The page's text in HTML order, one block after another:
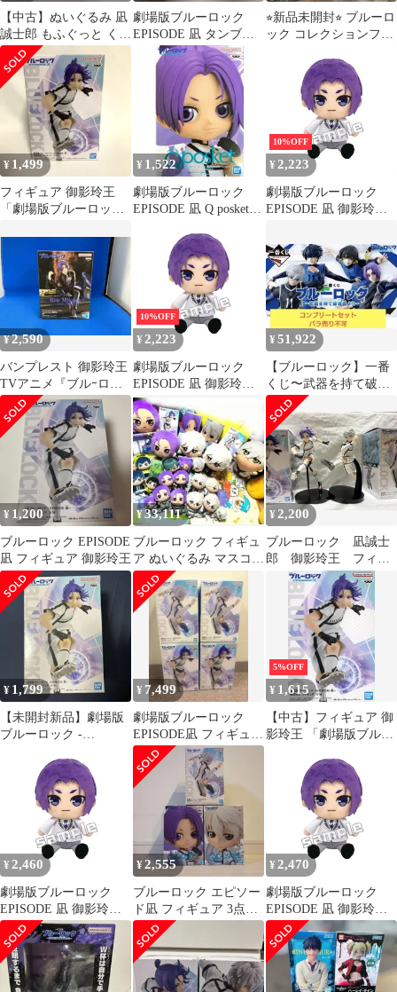
【中古】ぬいぐるみ 凪
誠士郎 もふぐっと くつ
ろぎちびぐるみ～凪誠
士郎・御影玲王～ 「劇
場版ブルーロック -
EPISODE 凪-」
劇場版ブルーロック
EPISODE 凪 タンブラ
⭐︎新品未開封⭐︎ ブルーロ
ック コレクションフィ
¥ 1,499
フィギュア 御影玲王
「劇場版ブルーロック
¥ 1,522
劇場版ブルーロック
EPISODE 凪 Q posket
10%OFF
¥ 2,223
劇場版ブルーロック
EPISODE 凪 御影玲王
プル] [Chibiぬいぐるみ]
¥2,590
バンプレスト 御影玲王
TVアニメ『ブルｰロッ
ク』 フィギュア -sweets
flavor- 御影玲王 ブルｰ
ロック
10%OFF
¥ 2,223
劇場版ブルーロック
EPISODE 凪 御影玲王
Chibiぬいぐるみ [パー
プル] [Chibiぬいぐるみ]
¥51,922
【ブルーロック】一番
くじ〜武器を持て破壊
者よ!!〜
¥ 1,200
ブルーロック EPISODE
凪 フィギュア 御影玲王
¥33,111
ブルーロック フィギュ
ア ぬいぐるみ マスコッ
ト まとめ売り ２７点セ
ット
¥2,200
ブルーロック 凪誠士
郎 御影玲王 フィギ
ュア
¥ 1,799
【未開封新品】劇場版
ブルーロック -
ィギュア
¥ 7,499
劇場版ブルーロック
EPISODE凪 フィギュア
エピ凪 プライズ 4個セ
ット
5%OFF
¥ 1,615
【中古】フィギュア 御
影玲王 「劇場版ブルー
フィギュア
¥ 2,460
劇場版ブルーロック
EPISODE 凪 御影玲王
Chibiぬいぐるみ [パー
プル] [Chibiぬいぐるみ]
¥2,555
ブルーロック エピソー
ド凪 フィギュア 3点セ
ット 未開封品
¥ 2,470
劇場版ブルーロック
EPISODE 凪 御影玲王
Chibiぬいぐるみ [パー
プル] [Chibiぬいぐるみ]